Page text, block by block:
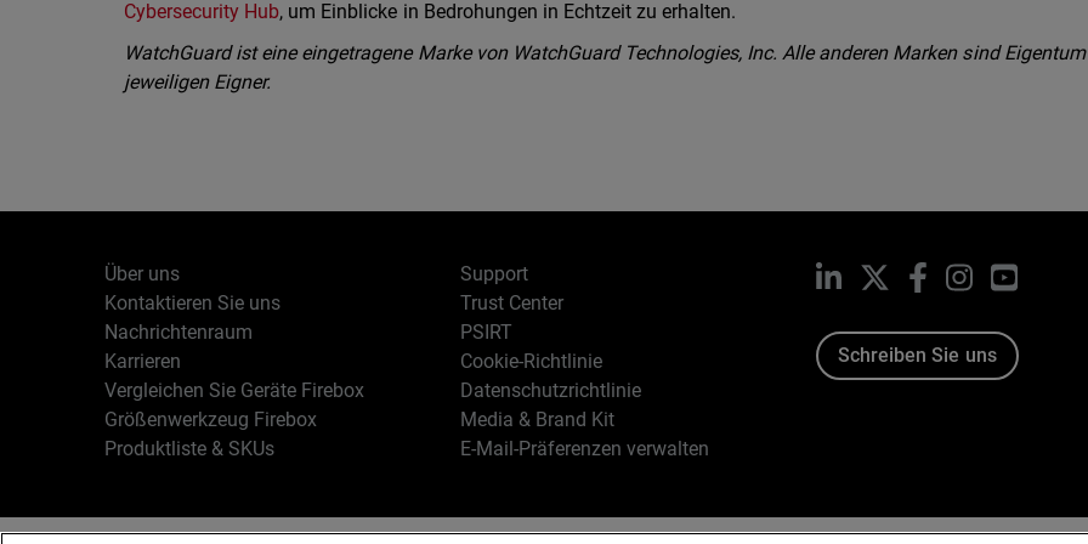
Cybersecurity Hub, um Einblicke in Bedrohungen in Echtzeit zu erhalten.
WatchGuard ist eine eingetragene Marke von WatchGuard Technologies, Inc. Alle anderen Marken sind
jeweiligen Eigner.
Über uns
Kontaktieren Sie uns
Nachrichtenraum
Karrieren
Vergleichen Sie Geräte Firebox
Größenwerkzeug Firebox
Produktliste & SKUs
Support
Trust Center
PSIRT
Cookie-Richtlinie
Datenschutzrichtlinie
Media & Brand Kit
E-Mail-Präferenzen verwalten
LinkedIn Facebook
InstagramYouTube
Schreiben Sie uns